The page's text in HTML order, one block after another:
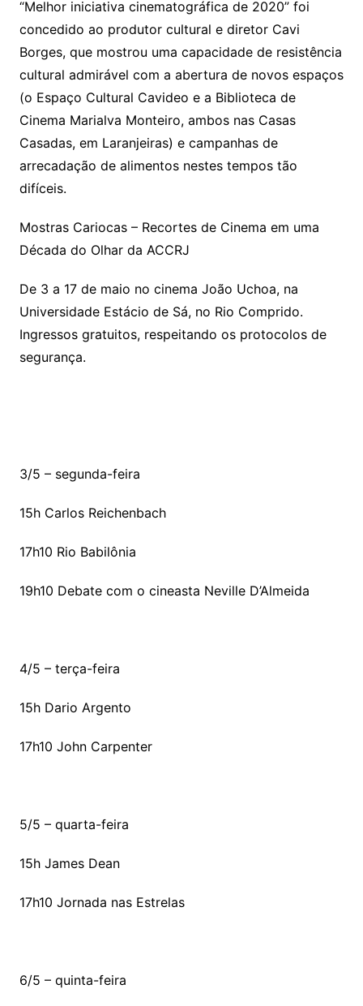
“Melhor iniciativa cinematográfica de 2020” foi
concedido ao produtor cultural e diretor Cavi
Borges, que mostrou uma capacidade de resistência
cultural admirável com a abertura de novos espaços
(o Espaço Cultural Cavideo e a Biblioteca de
Cinema Marialva Monteiro, ambos nas Casas
Casadas, em Laranjeiras) e campanhas de
arrecadação de alimentos nestes tempos tão
difíceis.
Mostras Cariocas – Recortes de Cinema em uma
Década do Olhar da ACCRJ
De 3 a 17 de maio no cinema João Uchoa, na
Universidade Estácio de Sá, no Rio Comprido.
Ingressos gratuitos, respeitando os protocolos de
segurança.
3/5 – segunda-feira
15h Carlos Reichenbach
17h10 Rio Babilônia
19h10 Debate com o cineasta Neville D’Almeida
4/5 – terça-feira
15h Dario Argento
17h10 John Carpenter
5/5 – quarta-feira
15h James Dean
17h10 Jornada nas Estrelas
6/5 – quinta-feira